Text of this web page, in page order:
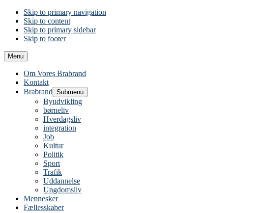
Skip to primary navigation
Skip to content
Skip to primary sidebar
Skip to footer
Menu
Om Vores Brabrand
Kontakt
Brabrand Submenu
Byudvikling
børneliv
Hverdagsliv
integration
Job
Kultur
Politik
Sport
Trafik
Uddannelse
Ungdomsliv
Mennesker
Fællesskaber